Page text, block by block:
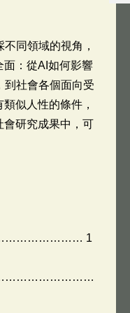
同領域的視角，
面：從AI如何影響
到社會各個面向受
似人性的條件，
會研究成果中，可
1